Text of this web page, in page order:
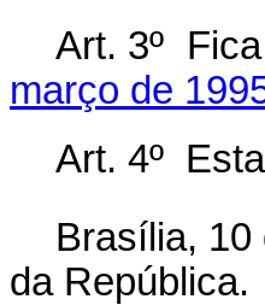
Art. 3º
março de
Art. 4º
Brasília,
da República.